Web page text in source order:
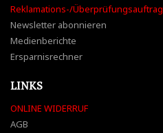
Reklamations-/Überprüfungsauftrag
Newsletter abonnieren
Medienberichte
Ersparnisrechner
LINKS
ONLINE WIDERRUF
AGB